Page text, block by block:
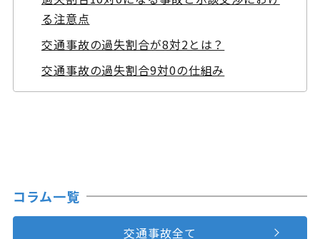
る注意点
交通事故の過失割合が8対2とは？
交通事故の過失割合9対0の仕組み
コラム一覧
交通事故全て